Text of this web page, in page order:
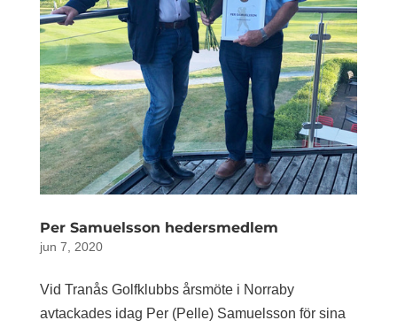
Per Samuelsson hedersmedlem
jun 7, 2020
Vid Tranås Golfklubbs årsmöte i Norraby
avtackades idag Per (Pelle) Samuelsson för sina